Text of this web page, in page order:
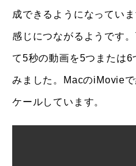
成できるようになってい
感じにつながるようです
て5秒の動画を5つまたは
みました。MacのiMovie
ケールしています。